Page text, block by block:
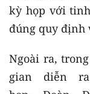
kỳ họp với
đúng quy định
Ngoài ra,
gian diễn